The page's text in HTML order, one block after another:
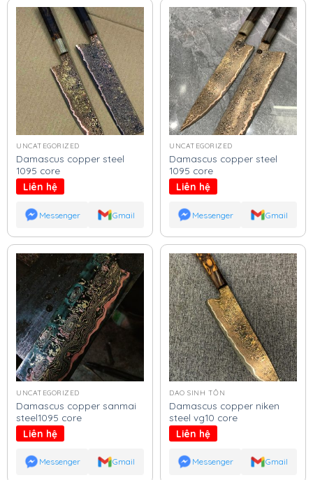
UNCATEGORIZED
Damascus copper steel
1095 core
Liên hệ
Messenger Gmail
UNCATEGORIZED
Damascus copper steel
1095 core
Liên hệ
Messenger Gmail
UNCATEGORIZED
Damascus copper sanmai
steel1095 core
Liên hệ
Messenger Gmail
DAO SINH TỒN
Damascus copper niken
steel vg10 core
Liên hệ
Messenger Gmail